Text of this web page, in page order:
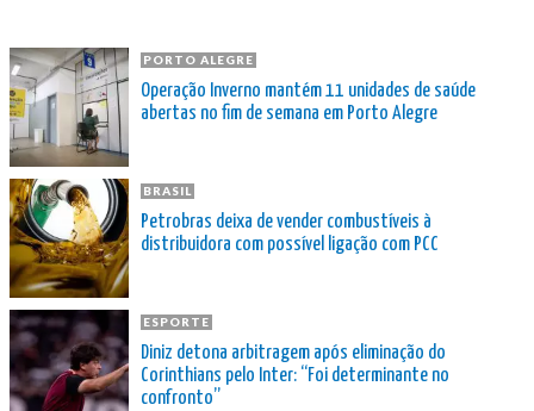
PORTO ALEGRE
Operação Inverno mantém 11 unidades de saúde
abertas no fim de semana em Porto Alegre
BRASIL
Petrobras deixa de vender combustíveis à
distribuidora com possível ligação com PCC
ESPORTE
Diniz detona arbitragem após eliminação do
Corinthians pelo Inter: “Foi determinante no
confronto”